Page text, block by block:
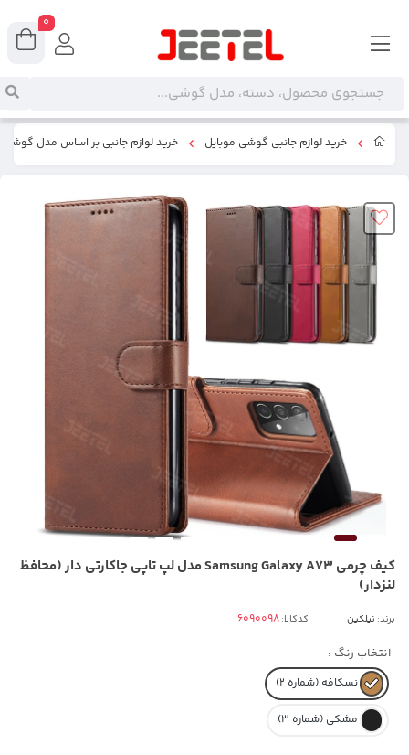
خرید لوازم جانبی گوشی موبایل خرید لوازم جانبی بر اساس مدل گوشی
کیف چرمی Samsung Galaxy A73 مدل لپ تاپی جاکارتی دار (محافظ
لنزدار)
برند: نیلکین کدکالا:
انتخاب رنگ :
نسکافه (شماره 2)
مشکی (شماره 3)
0